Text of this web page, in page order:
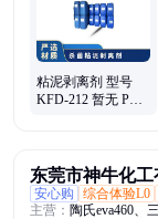
洗、空调风机盘管、
锅炉除垢除锈、填料
粘泥剥离剂 型号
KFD-212 暂无 PH
东莞市神牛化工
安心购
综合体验L0
主营： 陶氏eva460、